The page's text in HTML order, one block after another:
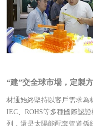
“建”交全球市場，定製
材通始終堅持以客戶需求為
IEC、ROHS等多種國際認
列，還是太陽能配套管道係